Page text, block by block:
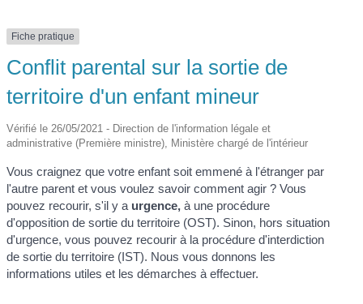
Fiche pratique
Conflit parental sur la sortie de
territoire d'un enfant mineur
Vérifié le 26/05/2021 - Direction de l'information légale et
administrative (Première ministre), Ministère chargé de l'intérieur
Vous craignez que votre enfant soit emmené à l'étranger par
l'autre parent et vous voulez savoir comment agir ? Vous
pouvez recourir, s'il y a urgence, à une procédure
d'opposition de sortie du territoire (OST). Sinon, hors situation
d'urgence, vous pouvez recourir à la procédure d'interdiction
de sortie du territoire (IST). Nous vous donnons les
informations utiles et les démarches à effectuer.